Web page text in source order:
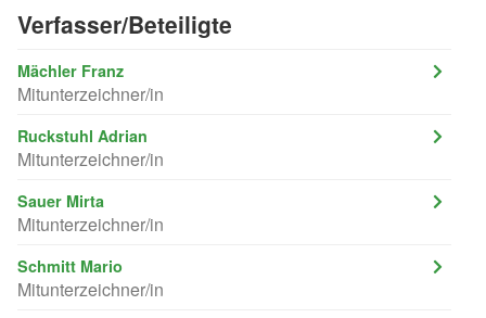
Verfasser/Beteiligte
Mächler Franz
Mitunterzeichner/in
Ruckstuhl Adrian
Mitunterzeichner/in
Sauer Mirta
Mitunterzeichner/in
Schmitt Mario
Mitunterzeichner/in